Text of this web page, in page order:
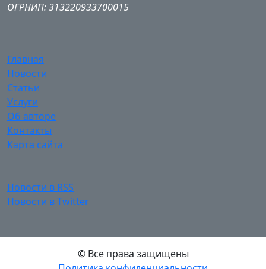
ОГРНИП: 313220933700015
Главная
Новости
Статьи
Услуги
Об авторе
Контакты
Карта сайта
Новости в RSS
Новости в Twitter
© Все права защищены